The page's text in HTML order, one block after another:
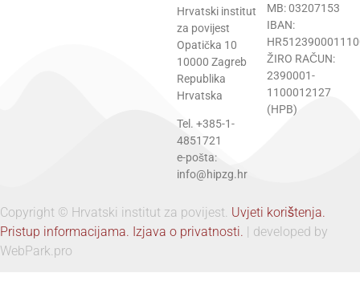
Hrvatski institut
za povijest
Opatička 10
10000 Zagreb
Republika
Hrvatska
Tel. +385-1-
4851721
e-pošta:
info@hipzg.hr
MB: 03207153
IBAN:
ŽIRO RAČUN:
2390001-
1100012127
(HPB)
Copyright © Hrvatski institut za povijest. Uvjeti korištenja.
Pristup informacijama. Izjava o privatnosti. | developed by
WebPark.pro